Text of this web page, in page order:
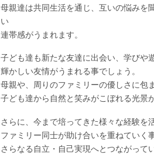
母親達は共同生活を通じ、互いの悩みを
い
連帯感がうまれます。
子ども達も新たな友達に出会い、学びや
輝かしい友情がうまれる事でしょう。
母親や、周りのファミリーの優しさに包
子ども達から自然と笑みがこぼれる光景
さらに、今まで培ってきた様々な経験を
ファミリー同士が助け合いを重ねていく
さらなる自立・自己実現へとつながって